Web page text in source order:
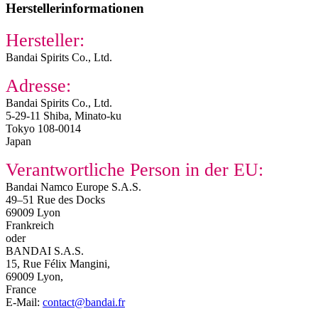
Herstellerinformationen
Hersteller:
Bandai Spirits Co., Ltd.
Adresse:
Bandai Spirits Co., Ltd.
5-29-11 Shiba, Minato-ku
Tokyo 108-0014
Japan
Verantwortliche Person in der EU:
Bandai Namco Europe S.A.S.
49–51 Rue des Docks
69009 Lyon
Frankreich
oder
BANDAI S.A.S.
15, Rue Félix Mangini,
69009 Lyon,
France
E-Mail: contact@bandai.fr